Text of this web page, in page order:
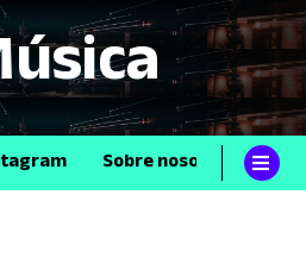
Sobre nosotros